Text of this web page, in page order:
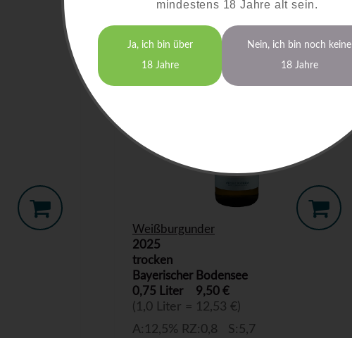
Weißburgunder
2025
trocken
Bayerischer Bodensee
0,75 Liter
9,50 €
(1,0 Liter = 12,53 €)
A:12,5% RZ:0,8 S:5,7
mindestens 18 Jahre alt sein.
Ja, ich bin über
18 Jahre
Nein, ich bin noch keine
18 Jahre